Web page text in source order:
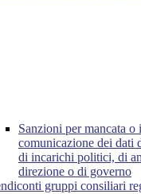
Sanzioni per mancata o
comunicazione dei dati
di incarichi politici, di
direzione o di governo
gruppi consiliari